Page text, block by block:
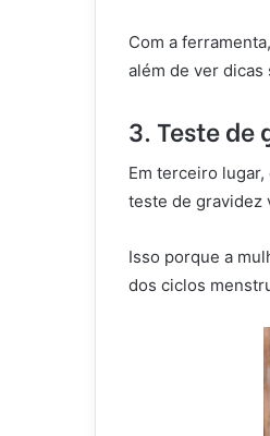
Com a
além de ver dicas
3. Teste de
Em terceiro
teste de gravidez
Isso porque a
dos ciclos